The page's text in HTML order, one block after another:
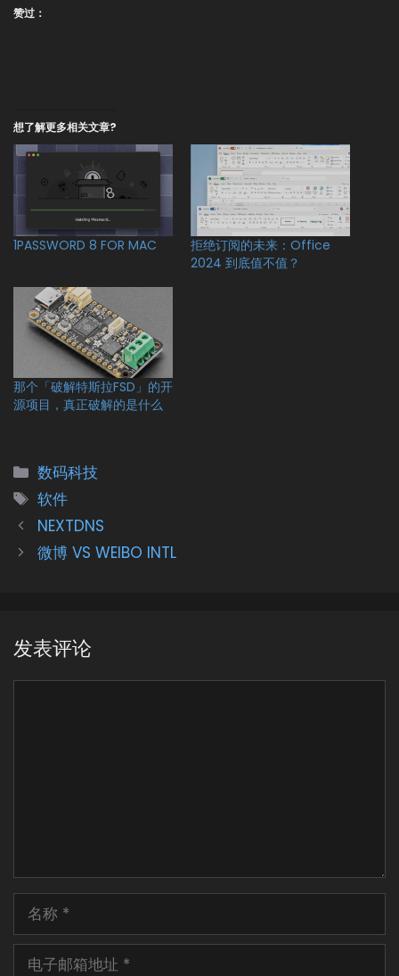
赞过：
想了解更多相关文章?
1PASSWORD 8 FOR MAC
拒绝订阅的未来：Office
2024 到底值不值？
那个「破解特斯拉FSD」的开
源项目，真正破解的是什么
分
类
数码科技
标
签
软件
NEXTDNS
微博 VS WEIBO INTL
发表评论